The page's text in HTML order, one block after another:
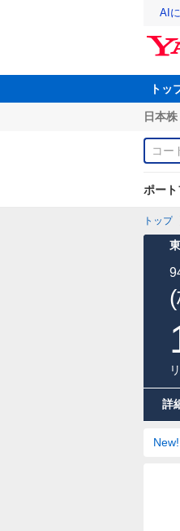
AI
トッ
日本
ポー
トップ
詳